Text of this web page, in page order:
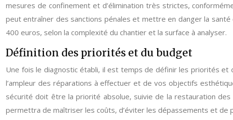
mesures de confinement et d’élimination très strictes,
peut entraîner des sanctions pénales et mettre en danger la
400 euros, selon la complexité du chantier et la surface à analyser.
Définition des priorités et du budget
Une fois le diagnostic établi, il est temps de définir les priorités et
l’ampleur des réparations à effectuer et de vos objectifs
sécurité doit être la priorité absolue, suivie de la restauration
permettra de maîtriser les coûts, d’éviter les dépassements et de